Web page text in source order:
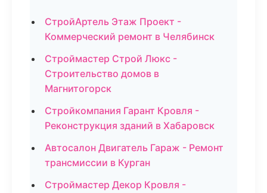
СтройАртель Этаж Проект -
Коммерческий ремонт в Челябинск
Строймастер Строй Люкс -
Строительство домов в
Магнитогорск
Стройкомпания Гарант Кровля -
Реконструкция зданий в Хабаровск
Автосалон Двигатель Гараж - Ремонт
трансмиссии в Курган
Строймастер Декор Кровля -